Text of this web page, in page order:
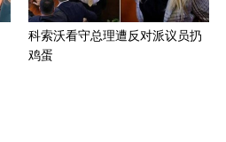
科索沃看守总理遭反对派议员扔
鸡蛋